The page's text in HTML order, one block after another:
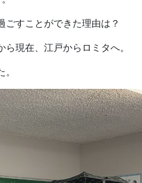
ごすことができた理由は？
現在、江戸からロミタへ。